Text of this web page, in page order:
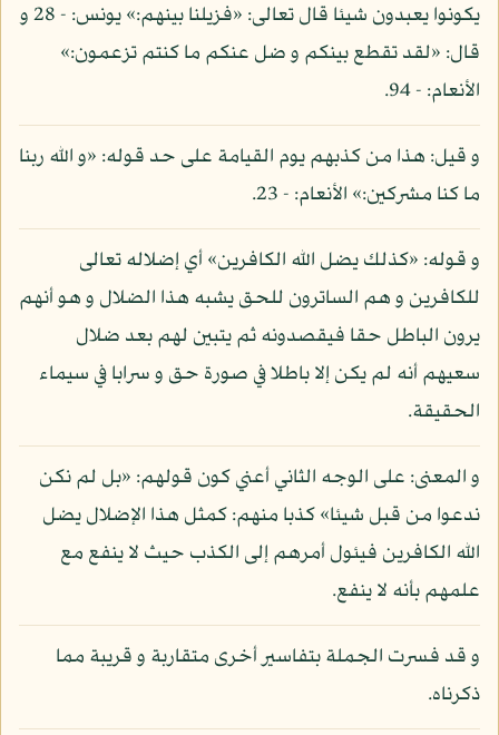
يكونوا يعبدون شيئا قال تعالى: «فزيلنا بينهم:» يونس: - 28 و
قال: «لقد تقطع بينكم و ضل عنكم ما كنتم تزعمون:»
الأنعام: - 94.
و قيل: هذا من كذبهم يوم القيامة على حد قوله: «و الله ربنا
ما كنا مشركين:» الأنعام: - 23.
و قوله: «كذلك يضل الله الكافرين» أي إضلاله تعالى
للكافرين و هم الساترون للحق يشبه هذا الضلال و هو أنهم
يرون الباطل حقا فيقصدونه ثم يتبين لهم بعد ضلال
سعيهم أنه لم يكن إلا باطلا في صورة حق و سرابا في سيماء
الحقيقة.
و المعنى: على الوجه الثاني أعني كون قولهم: «بل لم نكن
ندعوا من قبل شيئا» كذبا منهم: كمثل هذا الإضلال يضل
الله الكافرين فيئول أمرهم إلى الكذب حيث لا ينفع مع
علمهم بأنه لا ينفع.
و قد فسرت الجملة بتفاسير أخرى متقاربة و قريبة مما
ذكرناه.